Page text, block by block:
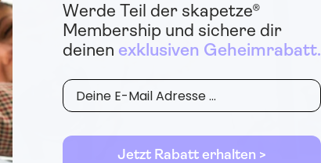
Werde Teil der skapetze®
Membership und sichere dir
deinen exklusiven Geheimrabatt.
E-Mail
Jetzt Rabatt erhalten >